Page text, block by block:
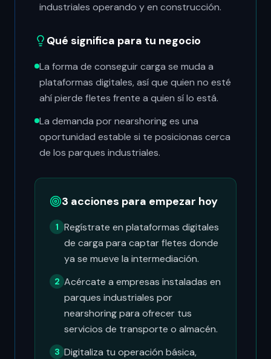
industriales operando y en construcción.
Qué significa para tu negocio
La forma de conseguir carga se muda a
plataformas digitales, así que quien no esté
ahí pierde fletes frente a quien sí lo está.
La demanda por nearshoring es una
oportunidad estable si te posicionas cerca
de los parques industriales.
3 acciones para empezar hoy
1 Regístrate en plataformas digitales
de carga para captar fletes donde
ya se mueve la intermediación.
2 Acércate a empresas instaladas en
parques industriales por
nearshoring para ofrecer tus
servicios de transporte o almacén.
3 Digitaliza tu operación básica,